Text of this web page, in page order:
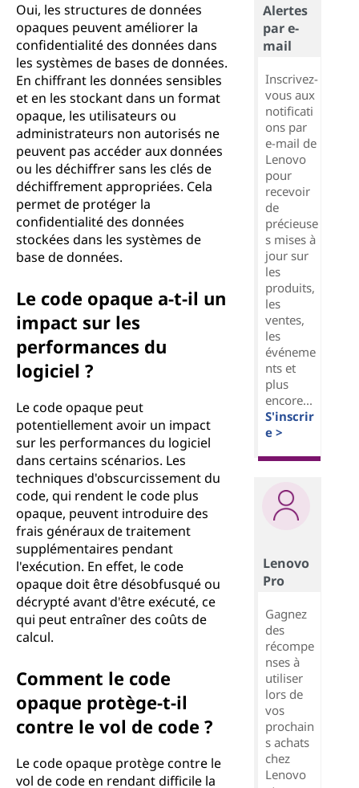
Oui, les structures de données
opaques peuvent améliorer la
confidentialité des données dans
les systèmes de bases de données.
En chiffrant les données sensibles
et en les stockant dans un format
opaque, les utilisateurs ou
administrateurs non autorisés ne
peuvent pas accéder aux données
ou les déchiffrer sans les clés de
déchiffrement appropriées. Cela
permet de protéger la
confidentialité des données
stockées dans les systèmes de
base de données.
Le code opaque a-t-il un
impact sur les
performances du
logiciel ?
Le code opaque peut
potentiellement avoir un impact
sur les performances du logiciel
dans certains scénarios. Les
techniques d'obscurcissement du
code, qui rendent le code plus
opaque, peuvent introduire des
frais généraux de traitement
supplémentaires pendant
l'exécution. En effet, le code
opaque doit être désobfusqué ou
décrypté avant d'être exécuté, ce
qui peut entraîner des coûts de
calcul.
Comment le code
opaque protège-t-il
contre le vol de code ?
Le code opaque protège contre le
vol de code en rendant difficile la
Alertes
par e-
mail
Inscrivez-
vous aux
notificati
ons par
e-mail de
Lenovo
pour
recevoir
de
précieuse
s mises à
jour sur
les
produits,
les
ventes,
les
événeme
nts et
plus
encore...
S'inscrir
e >
Lenovo
Pro
Gagnez
des
récompe
nses à
utiliser
lors de
vos
prochain
s achats
chez
Lenovo